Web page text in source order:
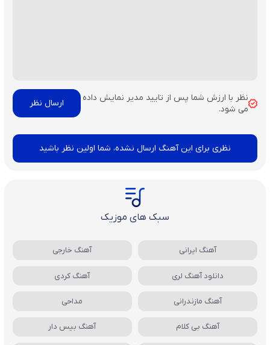
نظر با ارزش شما پس از تایید مدیر نمایش داده
می شود.
نظری برای این آهنگ ارسال نشده، شما اولین نظر باشید
سبک های موزیک
آهنگ ایرانی آهنگ خارجی
دانلود آهنگ لری آهنگ کردی
آهنگ مازندرانی مداحی
آهنگ بی کلام آهنگ بیس دار